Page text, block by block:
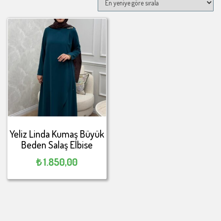
Yeliz Linda Kumaş Büyük
Beden Salaş Elbise
₺1.850,00